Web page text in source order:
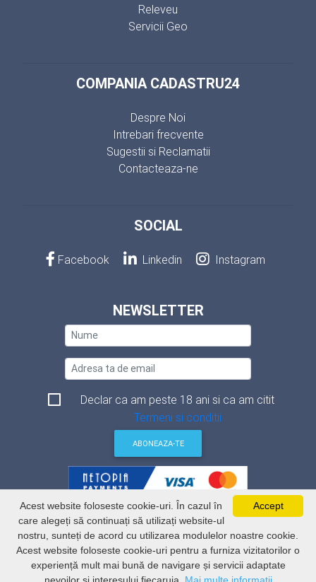
Releveu
Servicii Geo
COMPANIA CADASTRU24
Despre Noi
Intrebari frecvente
Sugestii si Reclamatii
Contacteaza-ne
SOCIAL
Facebook Linkedin Instagram
NEWSLETTER
Declar ca am peste 18 ani si ca am citit
Termeni si conditii
ABONEAZA-TE
Termeni si conditii
Politica de securitate a datelor
Politica de utilizare Cookie-uri
ANSPDCP
ANCPI
Accept
Acest website foloseste cookie-uri. În cazul în
care alegeți să continuați să utilizați website-ul
nostru, sunteți de acord cu utilizarea modulelor noastre cookie.
Acest website foloseste cookie-uri pentru a furniza vizitatorilor o
experiență mult mai bună de navigare și servicii adaptate